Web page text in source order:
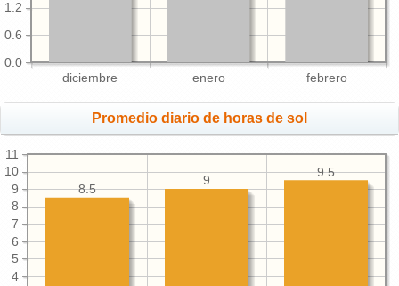
diciembre enero febrero
0.0
0.6
1.2
Promedio diario de horas de sol
4
5
6
7
8
9
10
11
9.5
9
8.5